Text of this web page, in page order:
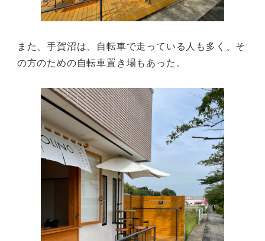
また、手賀沼は、自転車で走っている人も多く、そ
の方のための自転車置き場もあった。